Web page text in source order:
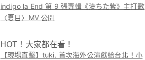
indigo la End 第 9 張專輯《満ちた紫》主打歌
〈夏目〉MV 公開
HOT！大家都在看！
【現場直擊】tuki. 首次海外公演獻給台北！小